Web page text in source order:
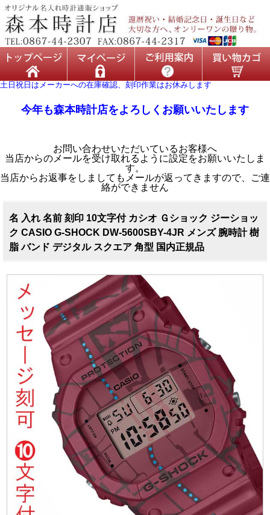
土日祝日はメーカーへの在庫確認、刻印作業はお休みします
今年も森本時計店をよろしくお願いいたします
お問い合わせいただいているお客様へ
当店からのメールを受け取れるように設定をお願いいたしま
す。
当店からお返事をしましてもメールが返ってきますので、ご連
絡ができません
名 入れ 名前 刻印 10文字付 カシオ Ｇショック ジーショッ
ク CASIO G-SHOCK DW-5600SBY-4JR メンズ 腕時計 樹
脂 バンド デジタル スクエア 角型 国内正規品